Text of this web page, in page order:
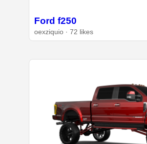
Ford f250
oexziquio · 72 likes